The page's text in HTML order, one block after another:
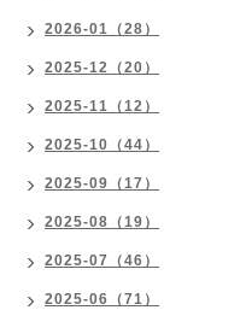
2026-01（28）
2025-12（20）
2025-11（12）
2025-10（44）
2025-09（17）
2025-08（19）
2025-07（46）
2025-06（71）